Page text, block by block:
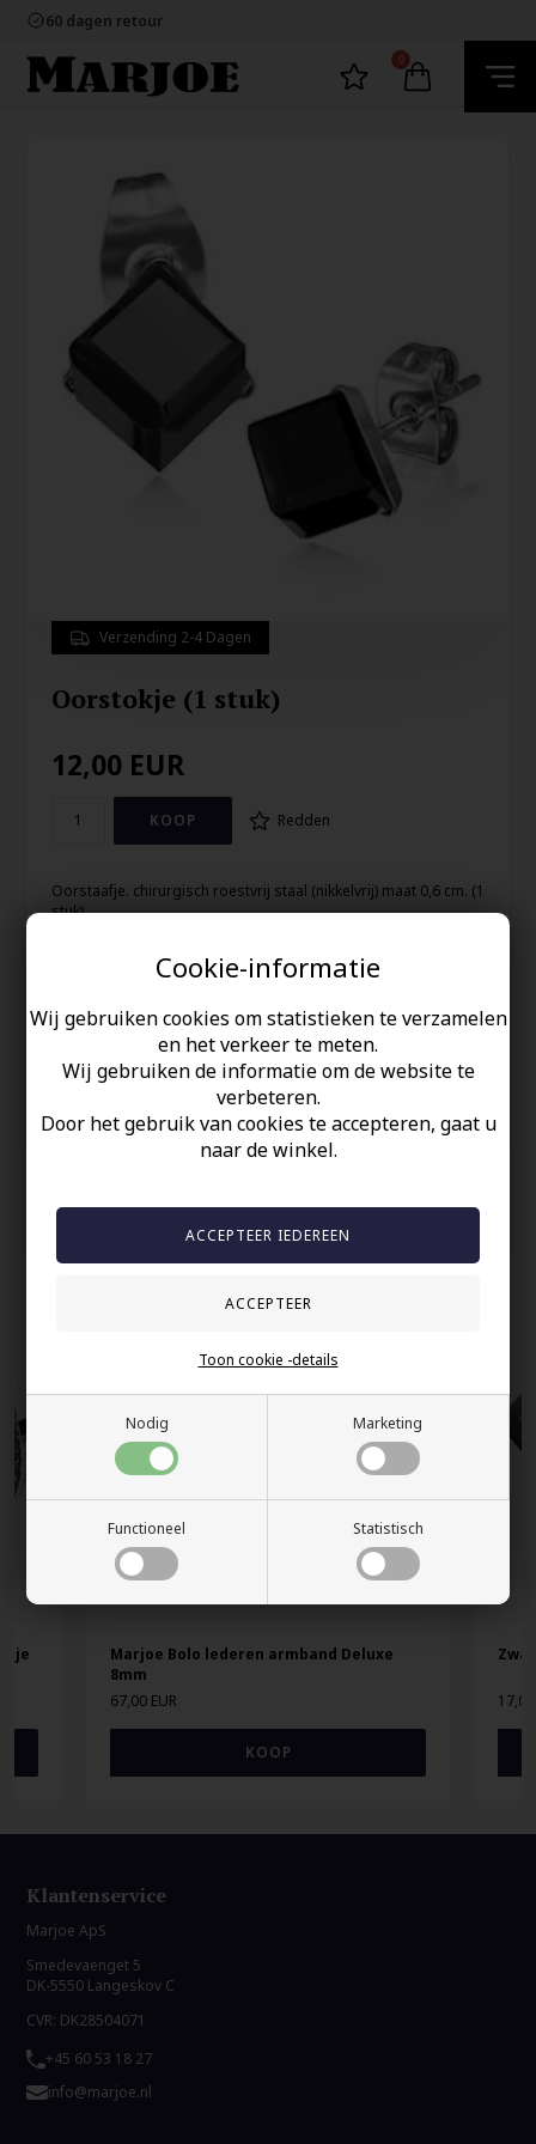
Cookie-informatie
Wij gebruiken cookies om statistieken te verzamelen
en het verkeer te meten.
Wij gebruiken de informatie om de website te
verbeteren.
Door het gebruik van cookies te accepteren, gaat u
naar de winkel.
Nodig Marketing
Functioneel Statistisch
Toon cookie -details
60 dagen retour
Ecommerce Europe
100% nikkelvrij sieraden
60 dagen retour
0
Verzending 2-4 Dagen
Oorstokje (1 stuk)
12,00 EUR
Redden
Oorstaafje. chirurgisch roestvrij staal (nikkelvrij) maat 0,6 cm. (1
stuk)
Uw veiligheid
Op Voorraad
100% nikkelvrij sieraden
60 dagen retour
Snelle bezorging
Marjoe Bolo lederen armband Deluxe
8mm
67,00 EUR
Klantenservice
Marjoe ApS
Smedevaenget 5
DK-5550 Langeskov C
CVR: DK28504071
+45 60 53 18 27
info@marjoe.nl